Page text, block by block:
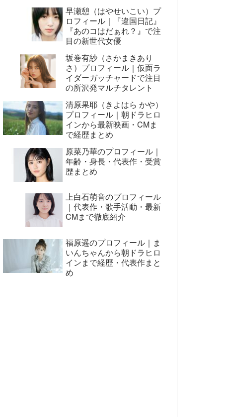
早瀬憩（はやせいこい）プ
ロフィール｜『違国日記』
『あのコはだぁれ？』で注
目の新世代女優
坂巻有紗（さかまきあり
さ）プロフィール｜仮面ラ
イダーガッチャードで注目
の所沢発マルチタレント
清原果耶（きよはら かや）
プロフィール｜朝ドラヒロ
インから最新映画・CMま
で経歴まとめ
原菜乃華のプロフィール｜
年齢・身長・代表作・受賞
歴まとめ
上白石萌音のプロフィール
｜代表作・歌手活動・最新
CMまで徹底紹介
福原遥のプロフィール｜ま
いんちゃんから朝ドラヒロ
インまで経歴・代表作まと
め